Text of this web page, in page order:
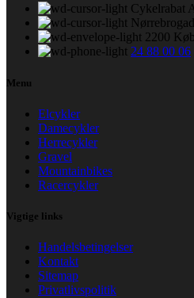
Cykelrabat
2200
24 88 00 06
Menu
Elcykler
Damecykler
Herrecykler
Gravel
Mountainbikes
Racercykler
Vigtige links
Handelsbetingelser
Kontakt
Sitemap
Privatlivspolitik